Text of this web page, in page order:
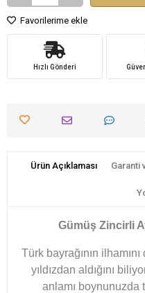
Favorilerime ekle
Hızlı Gönderi
Ürün Açıklaması Garanti
Gümüş Zincirli
Türk bayrağının
yıldızdan aldığını
anlamı boynunuzda